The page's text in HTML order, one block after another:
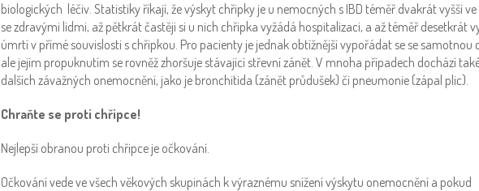
biologických léčiv. Statistiky říkají, že výskyt chřipky je u nemocných s IBD téměř dvakrát vyšší
se zdravými lidmi, až pětkrát častěji si u nich chřipka vyžádá hospitalizaci, a až téměř desetkrát
úmrtí v přímé souvislosti s chřipkou. Pro pacienty je jednak obtížnější vypořádat se se samotnou
ale jejím propuknutím se rovněž zhoršuje stávající střevní zánět. V mnoha případech dochází
dalších závažných onemocnění, jako je bronchitida (zánět průdušek) či pneumonie (zápal plic).
Chraňte se proti chřipce!
Nejlepší obranou proti chřipce je očkování.
Očkování vede ve všech věkových skupinách k výraznému snížení výskytu onemocnění a pokud